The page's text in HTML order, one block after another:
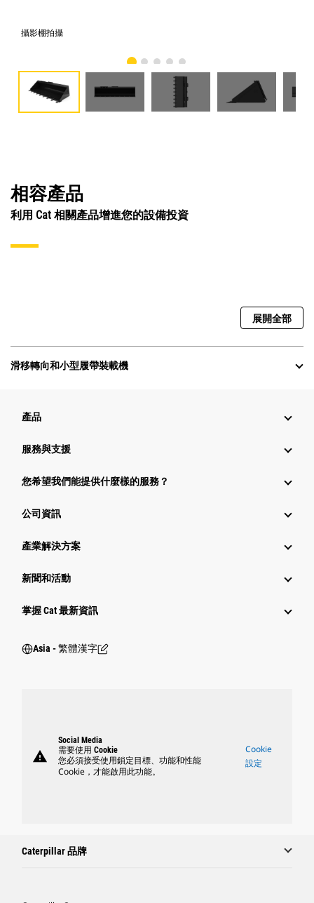
攝影棚拍攝
相容產品
利用 Cat 相關產品增進您的設備投資
展開全部
滑移轉向和小型履帶裝載機
產品
服務與支援
您希望我們能提供什麼樣的服務？
公司資訊
產業解決方案
新聞和活動
掌握 Cat 最新資訊
Asia - 繁體漢字
warning
Social Media
需要使用 Cookie
您必須接受使用鎖定目標、功能和性能
Cookie，才能啟用此功能。
Cookie
設定
Caterpillar 品牌